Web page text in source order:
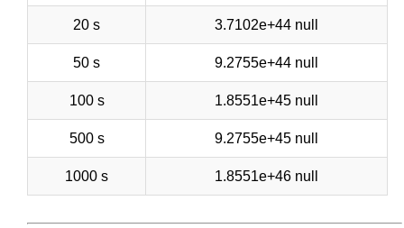
20 s 3.7102e+44 null
50 s 9.2755e+44 null
100 s 1.8551e+45 null
500 s 9.2755e+45 null
1000 s 1.8551e+46 null